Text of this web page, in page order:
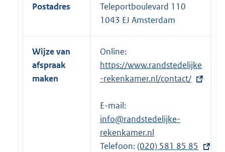
Postadres
Teleportboulevard 110
1043 EJ Amsterdam
Wijze van
afspraak
maken
Online:
x
t
n
e
l
https://www.randstedelijke
-rekenkamer.nl/contact/
E-mail:
info@randstedelijke-
rekenkamer.nl
Telefoon:E
(020) 581 85 85